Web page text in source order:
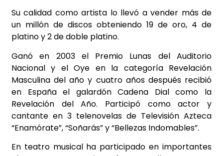
Su calidad como artista lo llevó a vender más de
un millón de discos obteniendo 19 de oro, 4 de
platino y 2 de doble platino.
Ganó en 2003 el Premio Lunas del Auditorio
Nacional y el Oye en la categoría Revelación
Masculina del año y cuatro años después recibió
en España el galardón Cadena Dial como la
Revelación del Año. Participó como actor y
cantante en 3 telenovelas de Televisión Azteca
“Enamórate”, “Soñarás” y “Bellezas Indomables”.
En teatro musical ha participado en importantes